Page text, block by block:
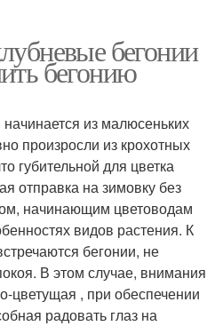
бегонии
бегонию
из малюсеньких
произросли из крохотных
губительной для цветка
отправка на зимовку без
начинающим цветоводам
видов растения. К
бегонии, не
В этом случае, внимания
цветущая , при обеспечении
радовать глаз на